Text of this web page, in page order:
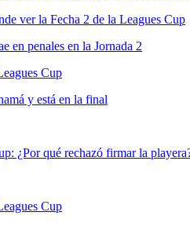
ver la Fecha 2 de la Leagues Cup
en penales en la Jornada 2
Cup
y está en la final
¿Por qué rechazó firmar la
Cup